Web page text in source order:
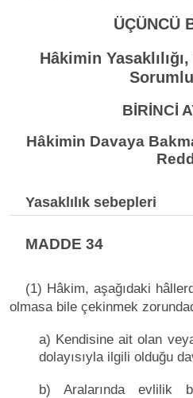
ÜÇÜNCÜ
Hâkimin
BİRİNCİ
Hâkimin Davaya
Yasaklılık sebepleri
MADDE 34
(1) Hâkim, aşağıdaki
olmasa bile çekinmek
a) Kendisine ait olan
dolayısıyla ilgili olduğu
b) Aralarında evlilik